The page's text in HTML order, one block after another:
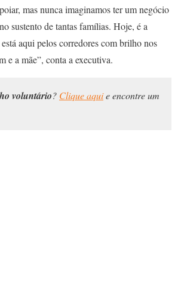
mas nunca imaginamos ter um negócio
sustento de tantas famílias. Hoje, é a
aqui pelos corredores com brilho nos
e a mãe”, conta a executiva.
voluntário? Clique aquie encontre um